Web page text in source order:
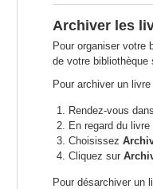
Archiver les
Pour organiser votre
de votre
Pour archiver un
Rendez-vous
En regard du
Choisissez
Cliquez sur
Pour désarchiver un